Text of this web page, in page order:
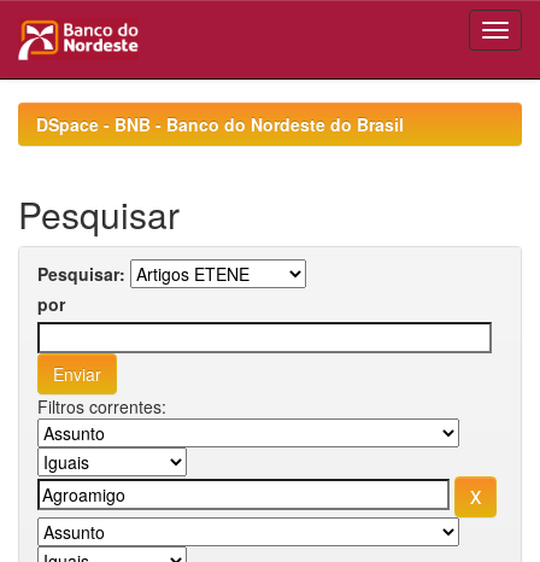
navigationDSpace - BNB - Banco do Nordeste do Brasil
Pesquisar
Pesquisar:
por
Filtros correntes: